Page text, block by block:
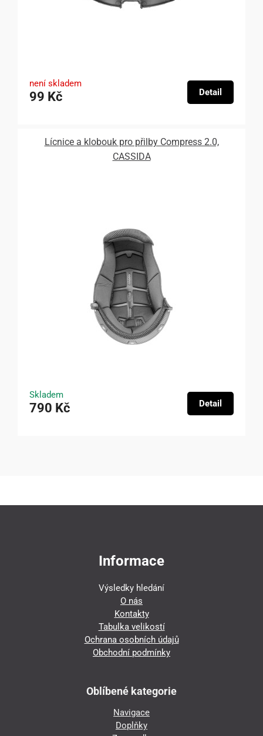
není skladem
99 Kč Detail
Lícnice a klobouk pro přilby Compress 2.0,
CASSIDA
Skladem
790 Kč Detail
Informace
Výsledky hledání
O nás
Kontakty
Tabulka velikostí
Ochrana osobních údajů
Obchodní podmínky
Oblíbené kategorie
Navigace
Doplňky